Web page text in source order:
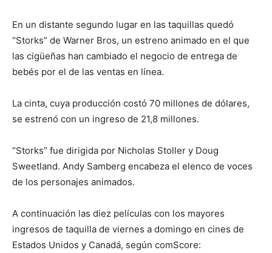
En un distante segundo lugar en las taquillas quedó
“Storks” de Warner Bros, un estreno animado en el que
las cigüeñas han cambiado el negocio de entrega de
bebés por el de las ventas en línea.
La cinta, cuya producción costó 70 millones de dólares,
se estrenó con un ingreso de 21,8 millones.
“Storks” fue dirigida por Nicholas Stoller y Doug
Sweetland. Andy Samberg encabeza el elenco de voces
de los personajes animados.
A continuación las diez películas con los mayores
ingresos de taquilla de viernes a domingo en cines de
Estados Unidos y Canadá, según comScore: